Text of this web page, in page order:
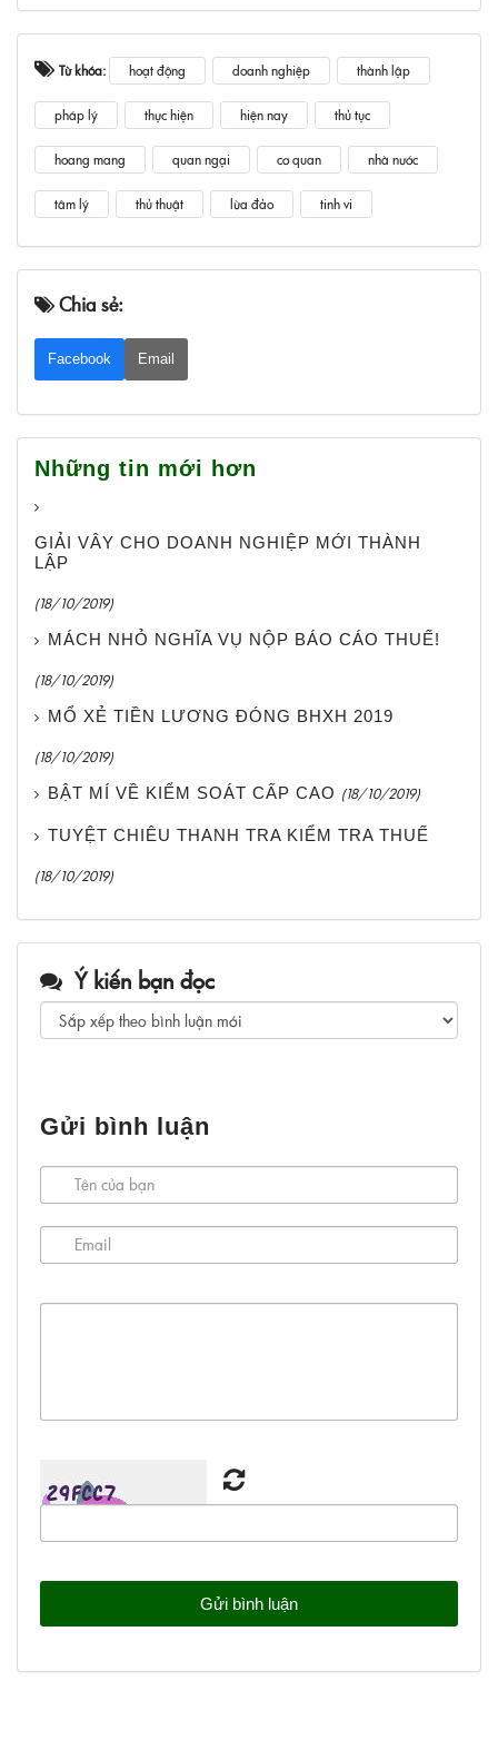
Từ khóa: hoạt động doanh nghiệp thành lập
pháp lý thực hiện hiện nay thủ tục
hoang mang quan ngại cơ quan nhà nước
tâm lý thủ thuật lừa đảo tinh vi
Chia sẻ:
Facebook Email
Những tin mới hơn
GIẢI VÂY CHO DOANH NGHIỆP MỚI THÀNH
LẬP
(18/10/2019)
MÁCH NHỎ NGHĨA VỤ NỘP BÁO CÁO THUẾ!
(18/10/2019)
MỔ XẺ TIỀN LƯƠNG ĐÓNG BHXH 2019
(18/10/2019)
BẬT MÍ VỀ KIỂM SOÁT CẤP CAO (18/10/2019)
TUYỆT CHIÊU THANH TRA KIỂM TRA THUẾ
(18/10/2019)
Ý kiến bạn đọc
Gửi bình luận